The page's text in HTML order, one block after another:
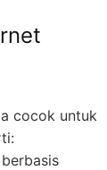
cocok untuk